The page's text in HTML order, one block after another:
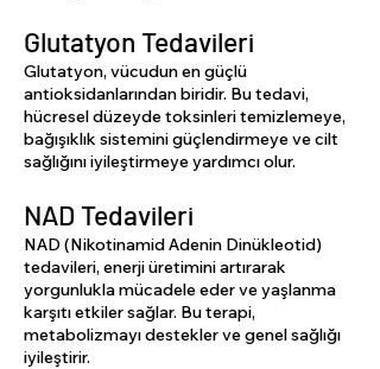
Glutatyon Tedavileri
Glutatyon, vücudun en güçlü
antioksidanlarından biridir. Bu tedavi,
hücresel düzeyde toksinleri temizlemeye,
bağışıklık sistemini güçlendirmeye ve cilt
sağlığını iyileştirmeye yardımcı olur.
NAD Tedavileri
NAD (Nikotinamid Adenin Dinükleotid)
tedavileri, enerji üretimini artırarak
yorgunlukla mücadele eder ve yaşlanma
karşıtı etkiler sağlar. Bu terapi,
metabolizmayı destekler ve genel sağlığı
iyileştirir.